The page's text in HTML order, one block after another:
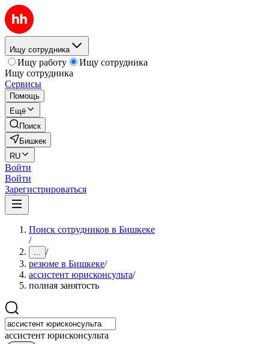
Ищу сотрудника
Ищу работу
Ищу сотрудника
Ищу сотрудника
Сервисы
Помощь
Ещё
Поиск
Бишкек
RU
Войти
Войти
Зарегистрироваться
Поиск сотрудников в Бишкеке
/
... /
резюме в Бишкеке/
ассистент юрисконсульта/
полная занятость
ассистент юрисконсульта